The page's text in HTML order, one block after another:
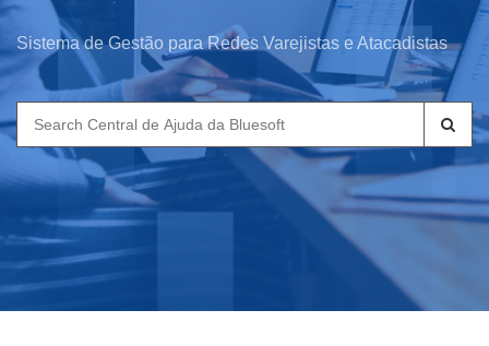
Sistema de Gestão para Redes Varejistas e Atacadistas
Search
for: